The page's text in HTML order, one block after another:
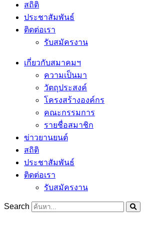
สถิติ
ประชาสัมพันธ์
ติดต่อเรา
รับสมัครงาน
เกี่ยวกับสมาคมฯ
ความเป็นมา
วัตถุประสงค์
โครงสร้างองค์กร
คณะกรรมการ
รายชื่อสมาชิก
ข่าวยานยนต์
สถิติ
ประชาสัมพันธ์
ติดต่อเรา
รับสมัครงาน
Search